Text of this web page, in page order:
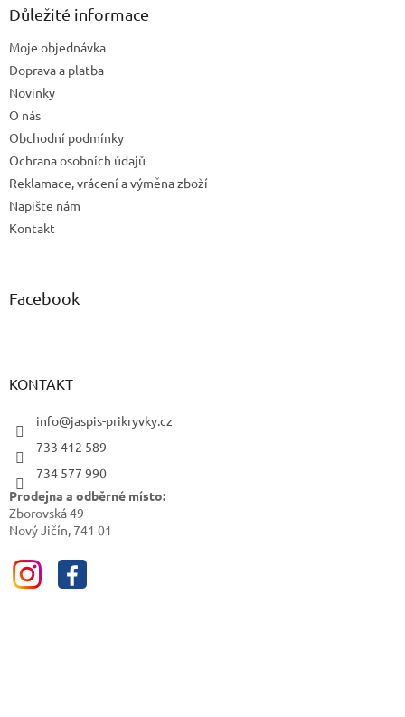
Důležité informace
Moje objednávka
Doprava a platba
Novinky
O nás
Obchodní podmínky
Ochrana osobních údajů
Reklamace, vrácení a výměna zboží
Napište nám
Kontakt
Facebook
KONTAKT
info@jaspis-prikryvky.cz
733 412 589
734 577 990
Prodejna a odběrné místo:
Zborovská 49
Nový Jičín, 741 01